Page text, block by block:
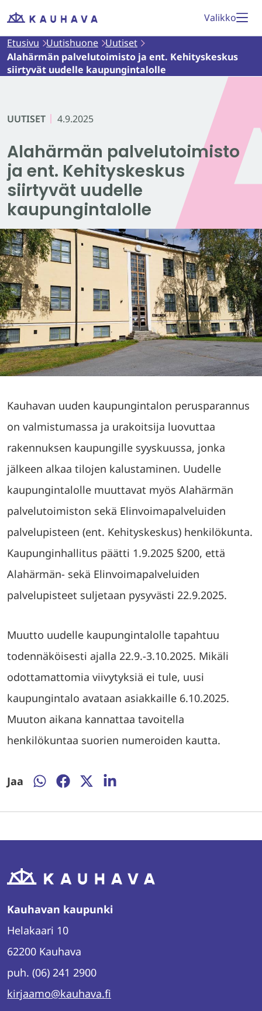
Siirry
Etusivu
Valikko
Etusivu Uutishuone Uutiset
Alahärmän palvelutoimisto ja ent. Kehityskeskus
siirtyvät uudelle kaupungintalolle
UUTISET 4.9.2025
Alahärmän palvelutoimisto
ja ent. Kehityskeskus
siirtyvät uudelle
kaupungintalolle
Kauhavan uuden kaupungintalon perusparannus
on valmistumassa ja urakoitsija luovuttaa
rakennuksen kaupungille syyskuussa, jonka
jälkeen alkaa tilojen kalustaminen. Uudelle
kaupungintalolle muuttavat myös Alahärmän
palvelutoimiston sekä Elinvoimapalveluiden
palvelupisteen (ent. Kehityskeskus) henkilökunta.
Kaupunginhallitus päätti 1.9.2025 §200, että
Alahärmän- sekä Elinvoimapalveluiden
palvelupisteet suljetaan pysyvästi 22.9.2025.
Muutto uudelle kaupungintalolle tapahtuu
todennäköisesti ajalla 22.9.-3.10.2025. Mikäli
odottamattomia viivytyksiä ei tule, uusi
kaupungintalo avataan asiakkaille 6.10.2025.
Muuton aikana kannattaa tavoitella
henkilökuntaa suorien numeroiden kautta.
Jaa
Jaa
Jaa
Jaa
Jaa
Kauhavan kaupunki
Helakaari 10
62200 Kauhava
puh. (06) 241 2900
kirjaamo@kauhava.fi